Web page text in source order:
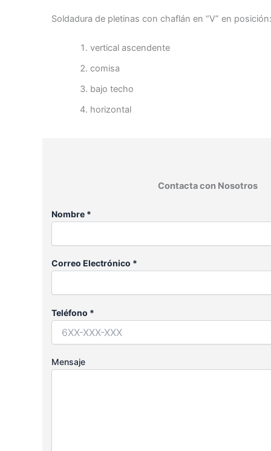
Soldadura de pletinas con chaflán en “V” en posición:
vertical ascendente
comisa
bajo techo
horizontal
Contacta con Nosotros
Nombre *
Correo Electrónico *
Teléfono *
Mensaje